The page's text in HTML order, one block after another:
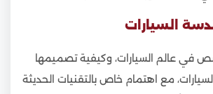
السيارات
في عالم السيارات، وكيفية تصميمها
مع اهتمام خاص بالتقنيات الحديثة